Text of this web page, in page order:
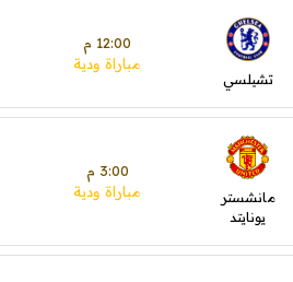
تشيلسي
12:00 م
مباراة ودية
مانشستر
يونايتد
3:00 م
مباراة ودية